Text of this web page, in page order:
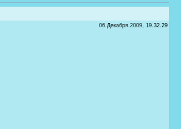
06.Декабря.2009, 19.32.29